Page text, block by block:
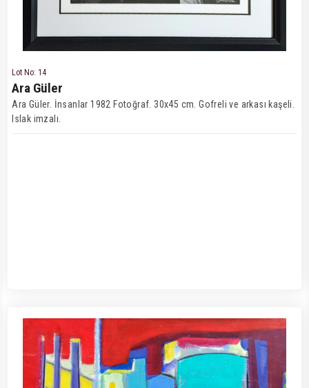
Lot No: 14
Ara Güler
Ara Güler. İnsanlar 1982 Fotoğraf. 30x45 cm. Gofreli ve arkası kaşeli.
Islak imzalı.